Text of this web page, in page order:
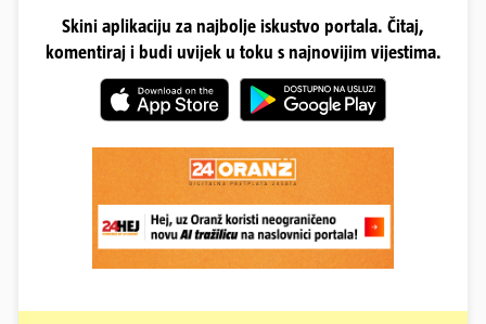
Skini aplikaciju za najbolje iskustvo portala. Čitaj,
komentiraj i budi uvijek u toku s najnovijim vijestima.